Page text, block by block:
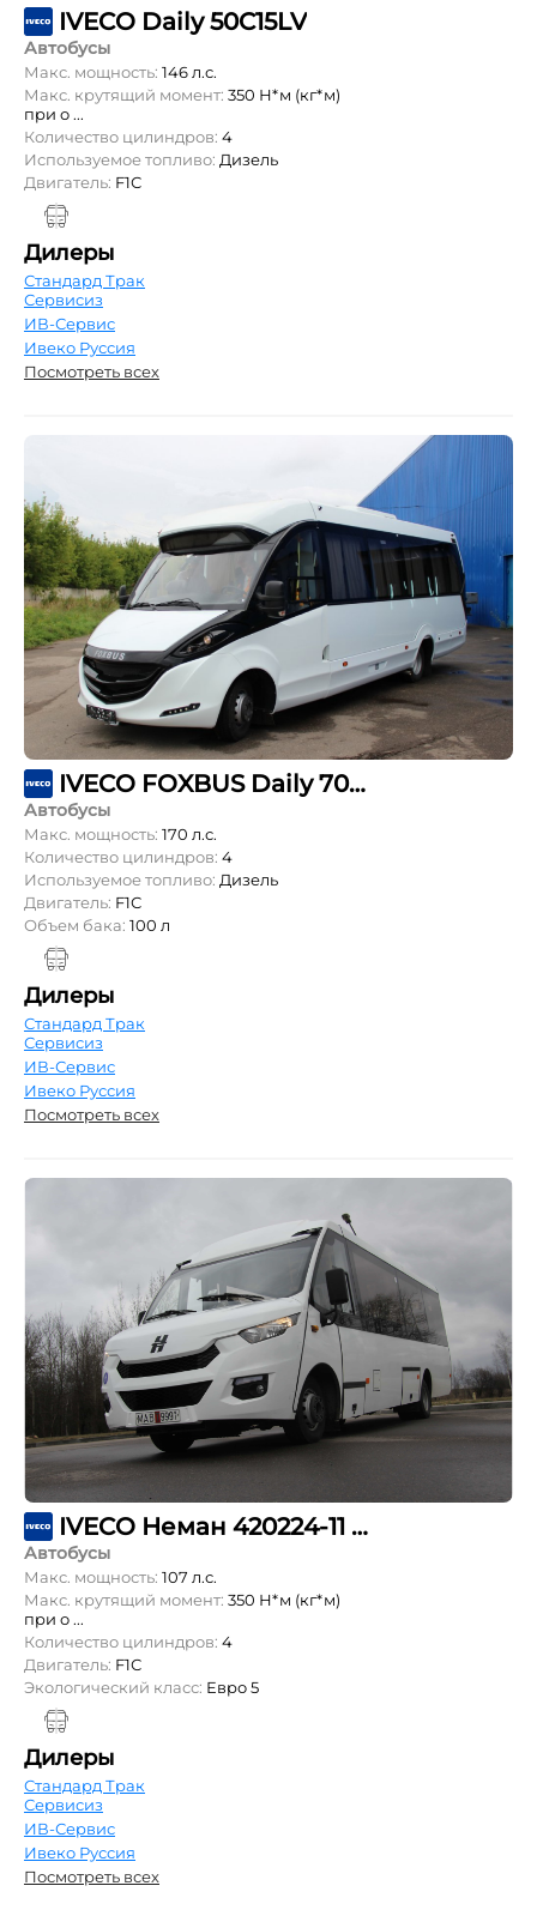
IVECO Daily 50C15LV
Автобусы
Макс. мощность: 146 л.с.
Макс. крутящий момент: 350 Н*м (кг*м)
при о ...
Количество цилиндров: 4
Используемое топливо: Дизель
Двигатель: F1С
Дилеры
Стандард Трак
Сервисиз
ИВ-Сервис
Ивеко Руссия
Посмотреть всех
IVECO FOXBUS Daily 70C17CC
Автобусы
Макс. мощность: 170 л.с.
Количество цилиндров: 4
Используемое топливо: Дизель
Двигатель: F1С
Объем бака: 100 л
Дилеры
Стандард Трак
Сервисиз
ИВ-Сервис
Ивеко Руссия
Посмотреть всех
IVECO Неман 420224-11 на базе шасси Daily 65C15CC
Автобусы
Макс. мощность: 107 л.с.
Макс. крутящий момент: 350 Н*м (кг*м)
при о ...
Количество цилиндров: 4
Двигатель: F1С
Экологический класс: Евро 5
Дилеры
Стандард Трак
Сервисиз
ИВ-Сервис
Ивеко Руссия
Посмотреть всех